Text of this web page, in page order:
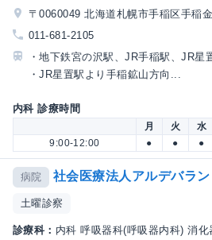
〒0060049 北海道札幌市手稲区手稲
011-681-2105
・地下鉄宮の沢駅、JR手稲駅、JR
・JR星置駅より手稲鉱山方向...
内科 診療時間
月 火 水
9:00-12:00
● ● ●
病院 社会医療法人アルデバラ
土曜診察
診療科： 内科 呼吸器科(呼吸器内科) 消